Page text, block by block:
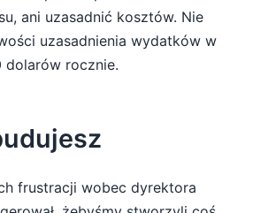
ani uzasadnić kosztów. Nie
uzasadnienia wydatków w
rocznie.
frustracji wobec dyrektora